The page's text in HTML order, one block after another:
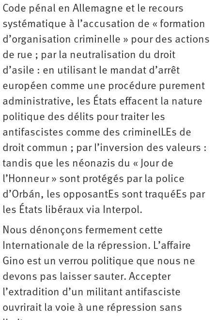
Code pénal en Allemagne et le recours
systématique à l’accusation de « formation
d’organisation criminelle » pour des actions
de rue ; par la neutralisation du droit
d’asile : en utilisant le mandat d’arrêt
européen comme une procédure purement
administrative, les États effacent la nature
politique des délits pour traiter les
antifascistes comme des criminelLEs de
droit commun ; par l’inversion des valeurs :
tandis que les néonazis du « Jour de
l’Honneur » sont protégés par la police
d’Orbán, les opposantEs sont traquéEs par
les États libéraux via Interpol.
Nous dénonçons fermement cette
Internationale de la répression. L’affaire
Gino est un verrou politique que nous ne
devons pas laisser sauter. Accepter
l’extradition d’un militant antifasciste
ouvrirait la voie à une répression sans